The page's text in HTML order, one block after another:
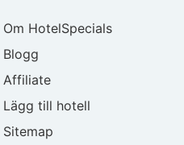
Om HotelSpecials
Blogg
Affiliate
Lägg till hotell
Sitemap